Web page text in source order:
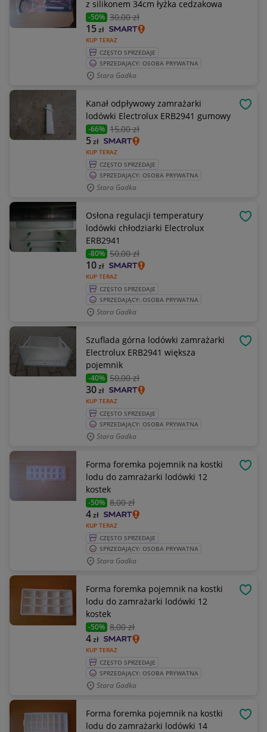
z silikonem 34cm łyżka cedzakowa
-50% 30,00 zł
KUP TERAZ
15zł
CZĘSTO SPRZEDAJE
SPRZEDAJĄCY: OSOBA PRYWATNA
Stara Gadka
Kanał odpływowy zamrażarki
lodówki Electrolux ERB2941 gumowy
-66% 15,00 zł
KUP TERAZ
5zł
CZĘSTO SPRZEDAJE
SPRZEDAJĄCY: OSOBA PRYWATNA
Stara Gadka
Osłona regulacji temperatury
lodówki chłodziarki Electrolux
ERB2941
-80% 50,00 zł
KUP TERAZ
10zł
CZĘSTO SPRZEDAJE
SPRZEDAJĄCY: OSOBA PRYWATNA
Stara Gadka
Szuflada górna lodówki zamrażarki
Electrolux ERB2941 większa
pojemnik
-40% 50,00 zł
KUP TERAZ
30zł
CZĘSTO SPRZEDAJE
SPRZEDAJĄCY: OSOBA PRYWATNA
Stara Gadka
Forma foremka pojemnik na kostki
lodu do zamrażarki lodówki 12
kostek
-50% 8,00 zł
KUP TERAZ
4zł
CZĘSTO SPRZEDAJE
SPRZEDAJĄCY: OSOBA PRYWATNA
Stara Gadka
Forma foremka pojemnik na kostki
lodu do zamrażarki lodówki 12
kostek
-50% 8,00 zł
KUP TERAZ
4zł
CZĘSTO SPRZEDAJE
SPRZEDAJĄCY: OSOBA PRYWATNA
Stara Gadka
Forma foremka pojemnik na kostki
lodu do zamrażarki lodówki 14